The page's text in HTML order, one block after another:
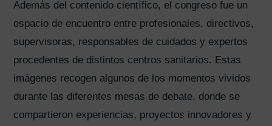
Además del contenido científico, el congreso fue un
espacio de encuentro entre profesionales, directivos,
supervisoras, responsables de cuidados y expertos
procedentes de distintos centros sanitarios. Estas
imágenes recogen algunos de los momentos vividos
durante las diferentes mesas de debate, donde se
compartieron experiencias, proyectos innovadores y